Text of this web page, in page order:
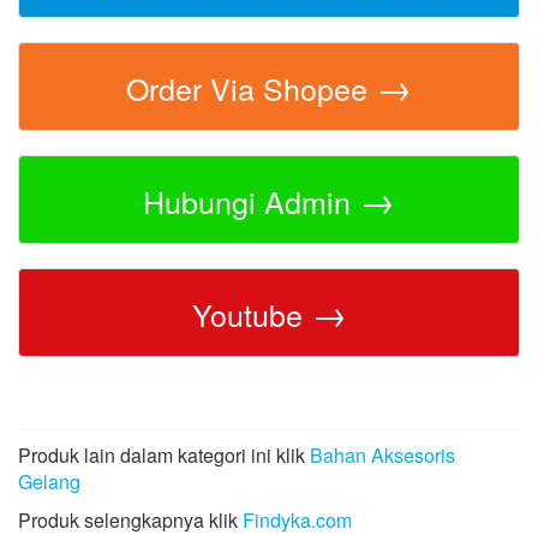
Order Via Shopee →
Hubungi Admin →
Youtube →
Produk lain dalam kategori ini klik Bahan Aksesoris
Gelang
Produk selengkapnya klik Findyka.com